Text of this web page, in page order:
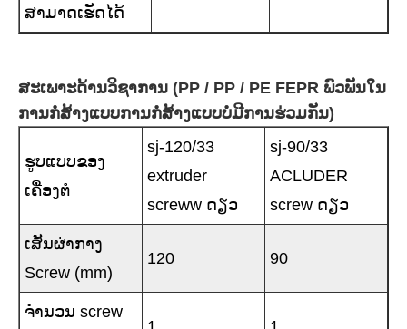
ສາມາດເຮັດໄດ້
ສະເພາະດ້ານວິຊາການ (PP / PP / PE FEPR ພົວພັນໃນ
ການກໍ່ສ້າງແບບການກໍ່ສ້າງແບບບໍ່ມີການຮ່ວມກັນ)
ຮູບແບບຂອງ
ເຄື່ອງຕໍ
sj-120/33
extruder
screww ດຽວ
sj-90/33
ACLUDER
screw ດຽວ
ເສັ້ນຜ່າກາງ
Screw (mm)
120 90
ຈໍານວນ screw